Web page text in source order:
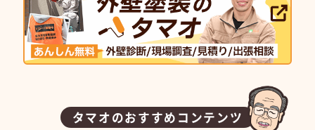
タマオのおすすめコンテンツ